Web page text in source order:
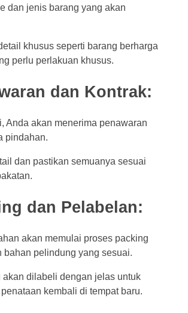
dan jenis barang yang akan
khusus seperti barang berharga
perlu perlakuan khusus.
dan Kontrak:
Anda akan menerima penawaran
pindahan.
dan pastikan semuanya sesuai
dan Pelabelan:
akan memulai proses packing
bahan pelindung yang sesuai.
akan dilabeli dengan jelas untuk
kembali di tempat baru.